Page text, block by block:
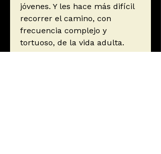
jóvenes. Y les hace más difícil
recorrer el camino, con
frecuencia complejo y
tortuoso, de la vida adulta.